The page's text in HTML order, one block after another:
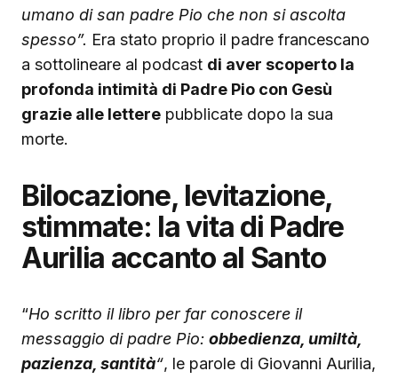
umano di san padre Pio che non si ascolta
spesso”. Era stato proprio il padre francescano
a sottolineare al podcast di aver scoperto la
profonda intimità di Padre Pio con Gesù
grazie alle lettere pubblicate dopo la sua
morte.
Bilocazione, levitazione,
stimmate: la vita di Padre
Aurilia accanto al Santo
“Ho scritto il libro per far conoscere il
messaggio di padre Pio: obbedienza, umiltà,
pazienza, santità“, le parole di Giovanni Aurilia,